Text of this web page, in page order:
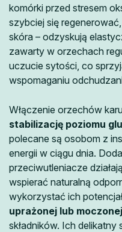
komórki przed stresem
szybciej się
skóra – odzyskują
zawarty w orzechach
uczucie sytości, co
wspomaganiu
Włączenie orzechów
stabilizację poziomu
polecane są osobom z
energii w ciągu dnia.
przeciwutleniacze
wspierać naturalną
wykorzystać ich
uprażonej lub moczonej
składników. Ich